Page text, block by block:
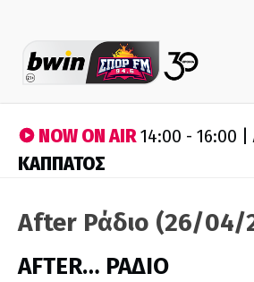
NOW ON AIR14:00 - 16:00 |
ΚΑΠΠΑΤΟΣ
After Ράδιο (26/04/
AFTER… ΡΑΔΙΟ